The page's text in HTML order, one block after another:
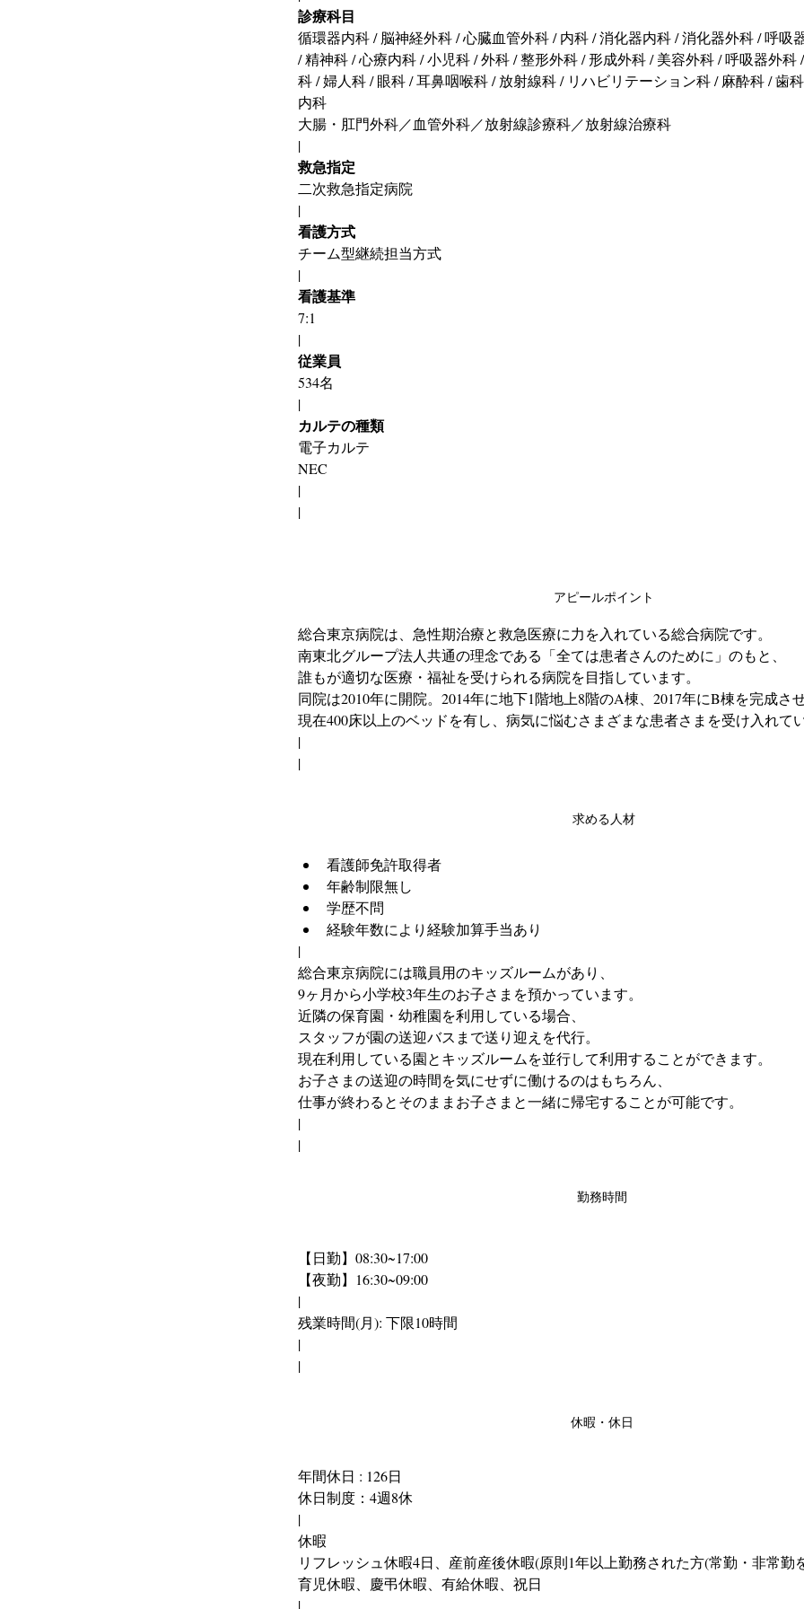
診療科目
循環器内科 / 脳神経外科 / 心臓血管外科 / 内科 / 消化器内科 / 消化器外科 / 呼吸
/ 精神科 / 心療内科 / 小児科 / 外科 / 整形外科 / 形成外科 / 美容外科 / 呼吸器外科
科 / 婦人科 / 眼科 / 耳鼻咽喉科 / 放射線科 / リハビリテーション科 / 麻酔科 / 歯
内科
大腸・肛門外科／血管外科／放射線診療科／放射線治療科
|
救急指定
二次救急指定病院
|
看護方式
チーム型継続担当方式
|
看護基準
7:1
|
従業員
534名
|
カルテの種類
電子カルテ
NEC
|
|
アピールポイント
総合東京病院は、急性期治療と救急医療に力を入れている総合病院です。
南東北グループ法人共通の理念である「全ては患者さんのために」のもと、
誰もが適切な医療・福祉を受けられる病院を目指しています。
同院は2010年に開院。2014年に地下1階地上8階のA棟、2017年にB棟を完成させ
現在400床以上のベッドを有し、病気に悩むさまざまな患者さまを受け入れてい
|
|
求める人材
看護師免許取得者
年齢制限無し
学歴不問
経験年数により経験加算手当あり
|
総合東京病院には職員用のキッズルームがあり、
9ヶ月から小学校3年生のお子さまを預かっています。
近隣の保育園・幼稚園を利用している場合、
スタッフが園の送迎バスまで送り迎えを代行。
現在利用している園とキッズルームを並行して利用することができます。
お子さまの送迎の時間を気にせずに働けるのはもちろん、
仕事が終わるとそのままお子さまと一緒に帰宅することが可能です。
|
|
勤務時間
【日勤】08:30~17:00
【夜勤】16:30~09:00
|
残業時間(月): 下限10時間
|
|
休暇・休日
年間休日 : 126日
休日制度：4週8休
|
休暇
リフレッシュ休暇4日、産前産後休暇(原則1年以上勤務された方(常勤・非常勤
育児休暇、慶弔休暇、有給休暇、祝日
|